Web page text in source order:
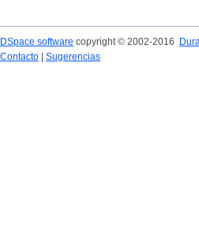
DSpace software copyright © 2002-2016
Contacto
Sugerencias